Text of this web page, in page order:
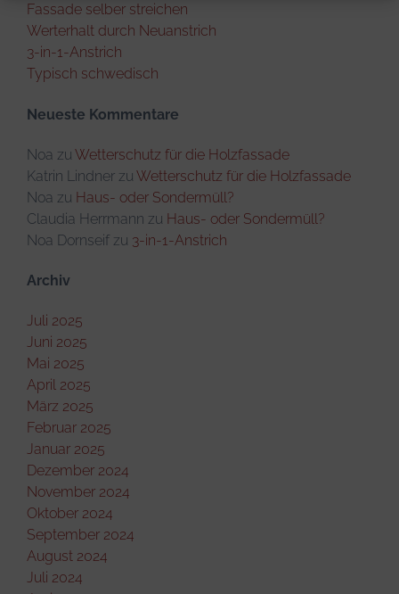
Fassade selber streichen
Werterhalt durch Neuanstrich
3-in-1-Anstrich
Typisch schwedisch
Neueste Kommentare
Noa zu Wetterschutz für die Holzfassade
Katrin Lindner zu Wetterschutz für die Holzfassade
Noa zu Haus- oder Sondermüll?
Claudia Herrmann zu Haus- oder Sondermüll?
Noa Dornseif zu 3-in-1-Anstrich
Archiv
Juli 2025
Juni 2025
Mai 2025
April 2025
März 2025
Februar 2025
Januar 2025
Dezember 2024
November 2024
Oktober 2024
September 2024
August 2024
Juli 2024